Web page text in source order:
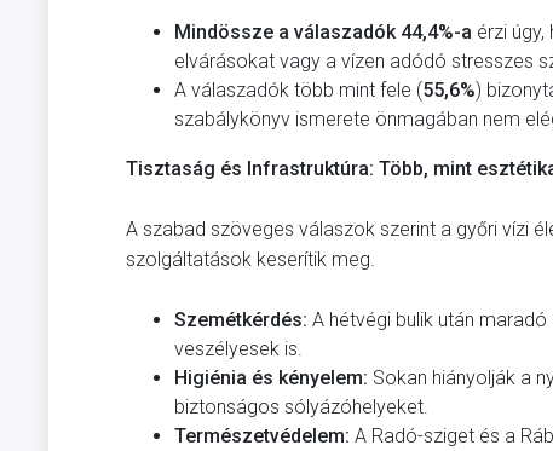
Mindössze a válaszadók 44,4%-a érzi
elvárásokat vagy a vízen adódó stresszes
A válaszadók több mint fele (55,6%)
szabálykönyv ismerete önmagában nem
Tisztaság és Infrastruktúra: Több, mint
A szabad szöveges válaszok szerint a győri vízi
szolgáltatások keserítik meg.
Szemétkérdés: A hétvégi bulik után
veszélyesek is.
Higiénia és kényelem: Sokan hiányolják a
biztonságos sólyázóhelyeket.
Természetvédelem: A Radó-sziget és a